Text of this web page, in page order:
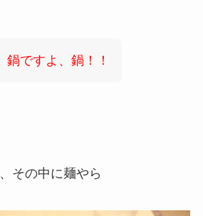
鍋ですよ、鍋！！
その中に麺やら